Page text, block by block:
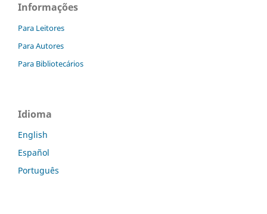
Informações
Para Leitores
Para Autores
Para Bibliotecários
Idioma
English
Español
Português